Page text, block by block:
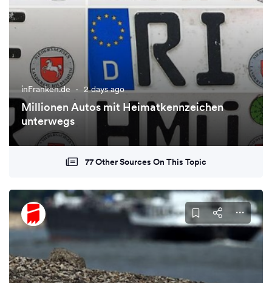
inFranken.de · 2 days ago
Millionen Autos mit Heimatkennzeichen
unterwegs
77 Other Sources On This Topic